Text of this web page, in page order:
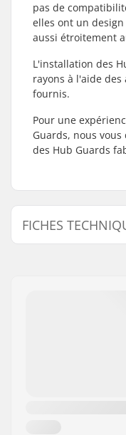
pas de
elles ont un
aussi étroitement
L'installation des
rayons à l'aide des
fournis.
Pour une
Guards, nous
des Hub Guards
FICHES